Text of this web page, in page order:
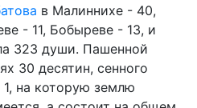
в Малиннихе - 40,
- 11, Бобыреве - 13, и
323 души. Пашенной
30 десятин, сенного
на которую землю